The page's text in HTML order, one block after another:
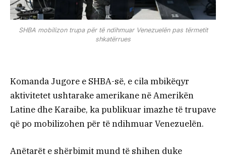
SHBA mobilizon trupa për të ndihmuar Venezuelën pas tërmetit
shkatërrues
Komanda Jugore e SHBA-së, e cila mbikëqyr
aktivitetet ushtarake amerikane në Amerikën
Latine dhe Karaibe, ka publikuar imazhe të trupave
që po mobilizohen për të ndihmuar Venezuelën.
Anëtarët e shërbimit mund të shihen duke